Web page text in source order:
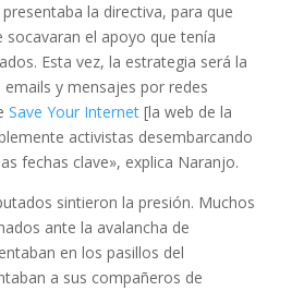
la directiva, para que
socavaran el apoyo que tenía
Esta vez, la estrategia será la
y mensajes por redes
Save Your Internet[la web de la
activistas desembarcando
fechas clave», explica Naranjo.
sintieron la presión. Muchos
ante la avalancha de
en los pasillos del
a sus compañeros de